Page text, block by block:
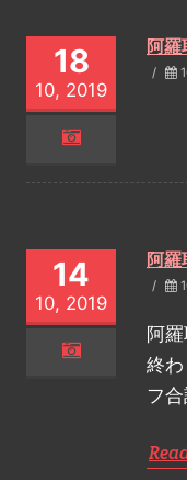
18
10, 2019
阿羅
/
14
10, 2019
阿
/
阿
終
フ